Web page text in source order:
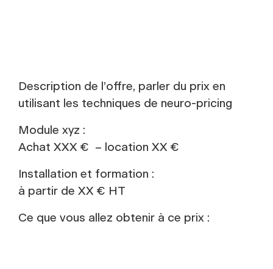
Description de l’offre, parler du prix en
utilisant les techniques de neuro-pricing
Module xyz :
Achat XXX € – location XX €
Installation et formation :
à partir de XX € HT
Ce que vous allez obtenir à ce prix :